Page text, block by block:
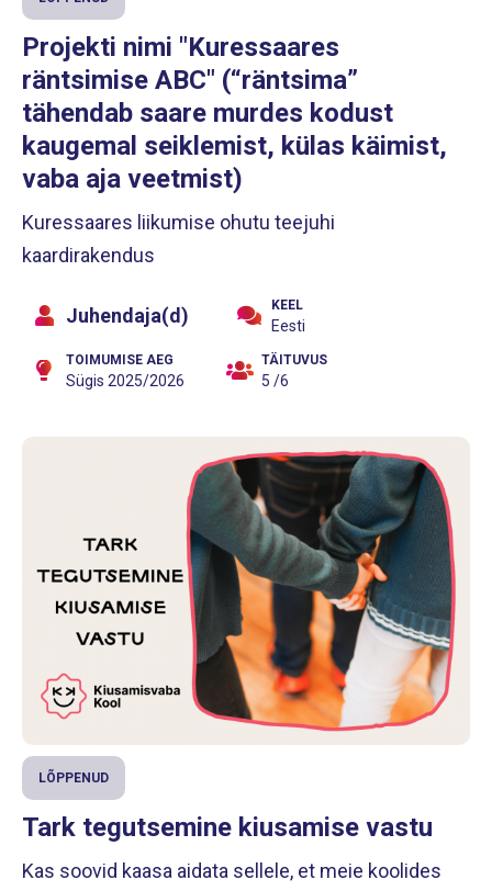
Projekti nimi "Kuressaares
räntsimise ABC" (“räntsima”
tähendab saare murdes kodust
kaugemal seiklemist, külas käimist,
vaba aja veetmist)
Kuressaares liikumise ohutu teejuhi
kaardirakendus
Juhendaja(d) KEEL
Eesti
TOIMUMISE AEG
Sügis 2025/2026
TÄITUVUS
5 /6
LÕPPENUD
Tark tegutsemine kiusamise vastu
Kas soovid kaasa aidata sellele, et meie koolides